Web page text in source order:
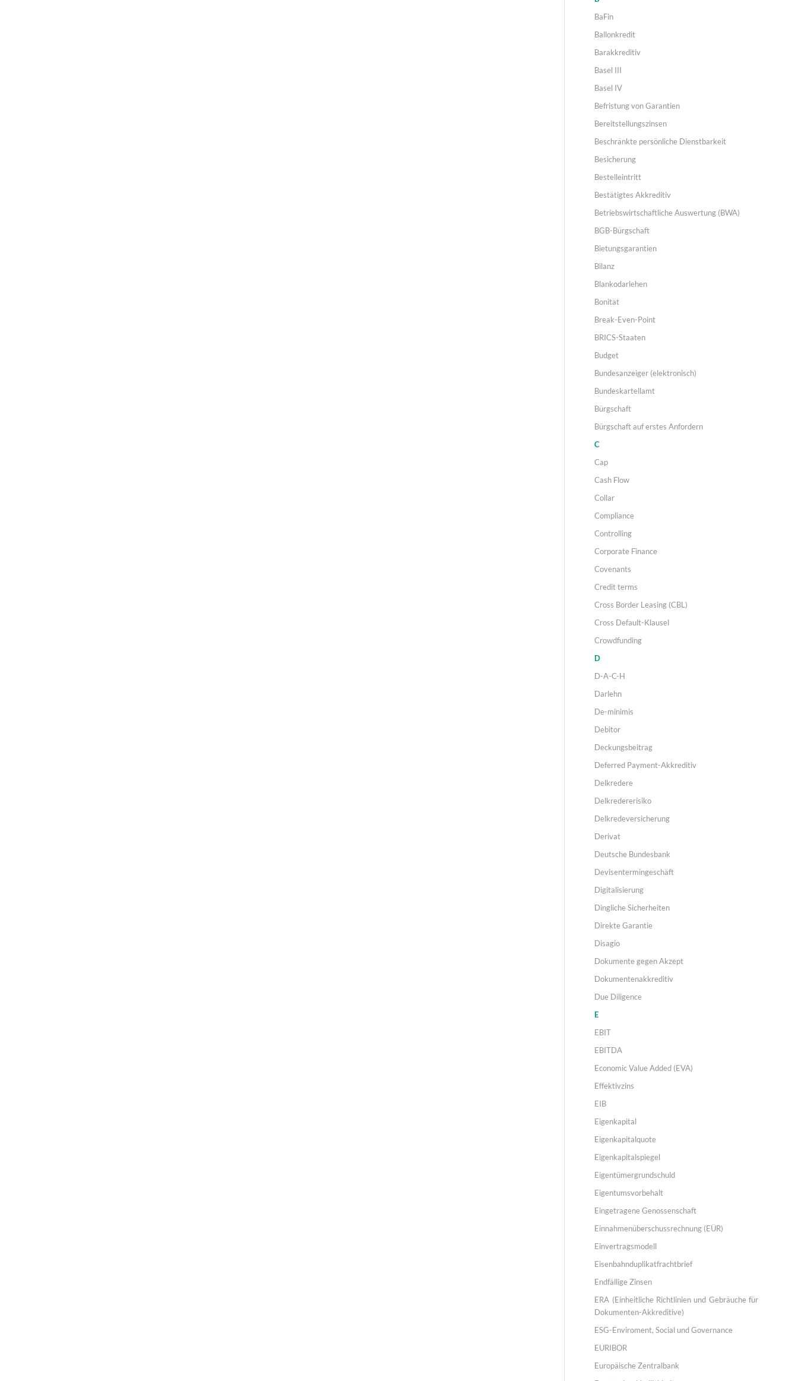
BaFin
Ballonkredit
Barakkreditiv
Basel III
Basel IV
Befristung von Garantien
Bereitstellungszinsen
Beschränkte persönliche Dienstbarkeit
Besicherung
Bestelleintritt
Bestätigtes Akkreditiv
Betriebswirtschaftliche Auswertung (BWA)
BGB-Bürgschaft
Bietungsgarantien
Bilanz
Blankodarlehen
Bonität
Break-Even-Point
BRICS-Staaten
Budget
Bundesanzeiger (elektronisch)
Bundeskartellamt
Bürgschaft
Bürgschaft auf erstes Anfordern
C
Cap
Cash Flow
Collar
Compliance
Controlling
Corporate Finance
Covenants
Credit terms
Cross Border Leasing (CBL)
Cross Default-Klausel
Crowdfunding
D
D-A-C-H
Darlehn
De-minimis
Debitor
Deckungsbeitrag
Deferred Payment-Akkreditiv
Delkredere
Delkredererisiko
Delkredeversicherung
Derivat
Deutsche Bundesbank
Devisentermingeschäft
Digitalisierung
Dingliche Sicherheiten
Direkte Garantie
Disagio
Dokumente gegen Akzept
Dokumentenakkreditiv
Due Diligence
E
EBIT
EBITDA
Economic Value Added (EVA)
Effektivzins
EIB
Eigenkapital
Eigenkapitalquote
Eigenkapitalspiegel
Eigentümergrundschuld
Eigentumsvorbehalt
Eingetragene Genossenschaft
Einnahmenüberschussrechnung (EÜR)
Einvertragsmodell
Eisenbahnduplikatfrachtbrief
Endfällige Zinsen
ERA (Einheitliche Richtlinien und Gebräuche für
Dokumenten-Akkreditive)
ESG-Enviroment, Social und Governance
EURIBOR
Europäische Zentralbank